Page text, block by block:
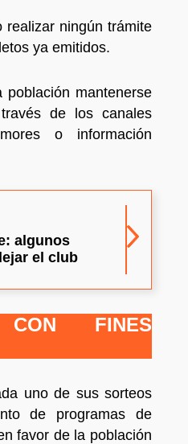
realizar ningún trámite
ya emitidos.
población mantenerse
de los canales
o información
algunos
el club
FINES
uno de sus sorteos
de programas de
favor de la población